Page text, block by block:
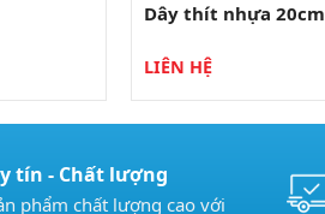
Dây thít nhựa 20cm
LIÊN HỆ
tín - Chất lượng
phẩm chất lượng cao với